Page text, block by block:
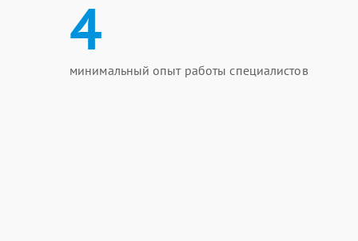
4
минимальный опыт работы специалистов